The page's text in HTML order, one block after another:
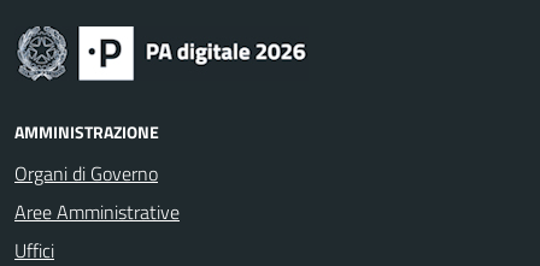
AMMINISTRAZIONE
Organi di Governo
Aree Amministrative
Uffici